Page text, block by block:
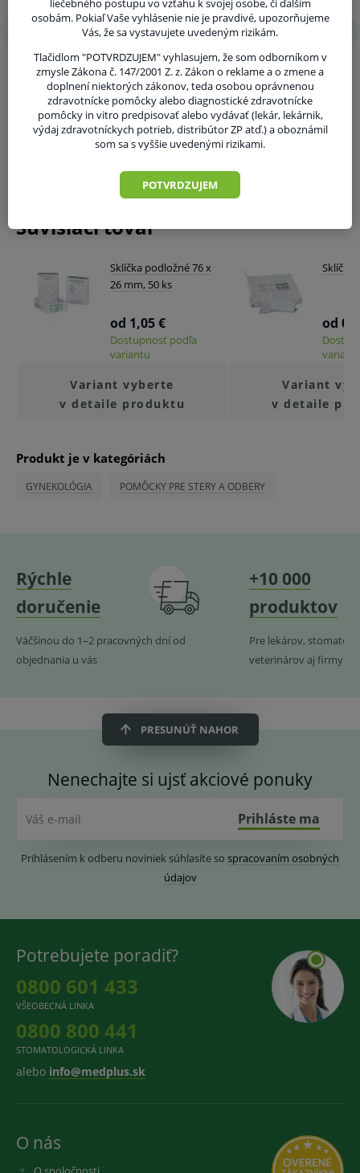
Konvenčné cytológie a cytológie na báze
kvapalín.
Balenie:
V balení 100 ks.
V kartóne 20 balení. (20 x 100 ks)
zdravotníckej pomôcky in vitro odporúčame poradu s
a ak je súčasťou, tak aj návod na jeho použitie.
Klinická účinnosť zdravotníckej pomôcky a
diagnostickej zdravotníckej pomôcky in vitro nemusí
byť zaručená, lepšia alebo rovnocenná s účinnosťou
inej liečby alebo inej zdravotníckej pomôcky a
diagnostickej zdravotníckej pomôcky in vitro a jeho
použitie môže byť spojené s rizikami.
hygienických dôvodov možné odstúpiť od kúpnej
zmluvy v lehote 14 dní.
Súvisiaci tovar
Sklíčka podložné 76 x
26 mm, 50 ks
od 1,05 €
Dostupnosť podľa
variantu
Variant vyberte
v detaile produktu
Sklíčka
od
Variant
v detaile
Produkt je v kategóriách
GYNEKOLÓGIA POMÔCKY PRE STERY A ODBERY
Rýchle
doručenie
Väčšinou do 1–2 pracovných dní od
objednania u vás
+10 000
produktov
Pre lekárov,
veterinárov aj firmy
PRESUNÚŤ NAHOR
Nenechajte si ujsť akciové ponuky
Váš e-mail Prihláste ma
Prihlásením k odberu noviniek súhlasíte so spracovaním osobných
údajov
O nás
Potrebujete poradiť?
0800 601 433
VŠEOBECNÁ LINKA
0800 800 441
STOMATOLOGICKÁ LINKA
alebo info@medplus.sk
liečebného postupu vo vzťahu k svojej osobe, či ďalším
osobám. Pokiaľ Vaše vyhlásenie nie je pravdivé, upozorňujeme
Vás, že sa vystavujete uvedeným rizikám.
Tlačidlom "POTVRDZUJEM" vyhlasujem, že som odborníkom v
zmysle Zákona č. 147/2001 Z. z. Zákon o reklame a o zmene a
doplnení niektorých zákonov, teda osobou oprávnenou
zdravotnícke pomôcky alebo diagnostické zdravotnícke
pomôcky in vitro predpisovať alebo vydávať (lekár, lekárnik,
výdaj zdravotníckych potrieb, distribútor ZP atď.) a oboznámil
som sa s vyššie uvedenými rizikami.
POTVRDZUJEM